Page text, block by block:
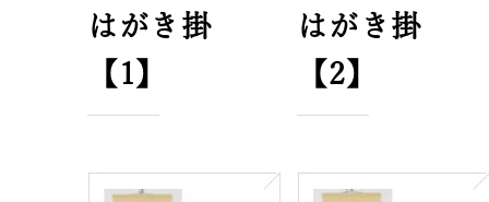
はがき掛
【1】
はがき掛
【2】